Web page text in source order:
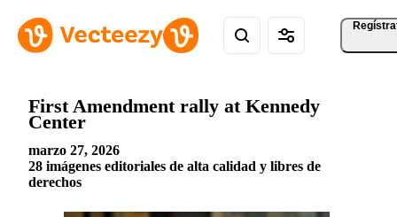
First Amendment rally at Kennedy
Center
marzo 27, 2026
28 imágenes editoriales de alta calidad y libres de
derechos